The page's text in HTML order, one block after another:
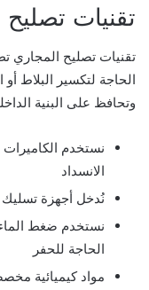
تقنيات
تقنيات تصليح
الحاجة لتكسير البلاط
وتحافظ على البنية
نستخدم الكاميرات
الانسداد
نُدخل أجهزة تسليك مرنة تصل
نستخدم ضغط
الحاجة للحفر
مواد كيميائية